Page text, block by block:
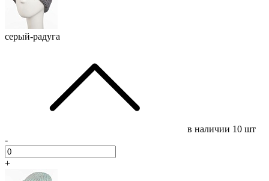
серый-радуга
в наличии 10 шт
-
+